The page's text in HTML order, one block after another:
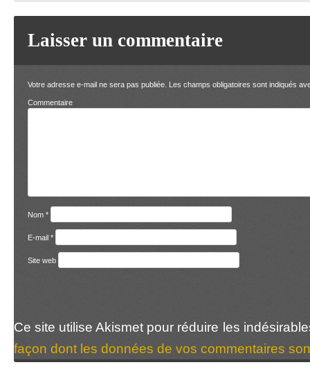
Laisser un commentaire
Votre adresse e-mail ne sera pas publiée. Les champs obligatoires sont indiqués
Nom *
E-mail *
Site web
Ce site utilise Akismet pour réduire les
façon dont les données de vos commentaires